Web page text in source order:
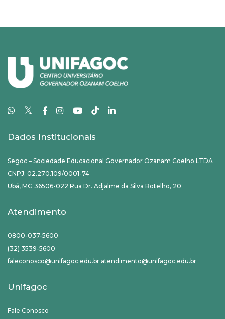
𝕏
Dados Institucionais
Segoc – Sociedade Educacional Governador Ozanam Coelho LTDA
CNPJ: 02.270.109/0001-74
Ubá, MG 36506-022 Rua Dr. Adjalme da Silva Botelho, 20
Atendimento
0800-037-5600
(32) 3539-5600
faleconosco@unifagoc.edu.br atendimento@unifagoc.edu.br
Unifagoc
Fale Conosco